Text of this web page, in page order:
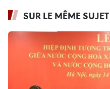
SUR LE MÊME SUJET